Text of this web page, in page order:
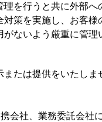
を行うと共に外部
策を実施し、お客様
ないよう厳重に管理
たは提供をいたし
会社、業務委託会社